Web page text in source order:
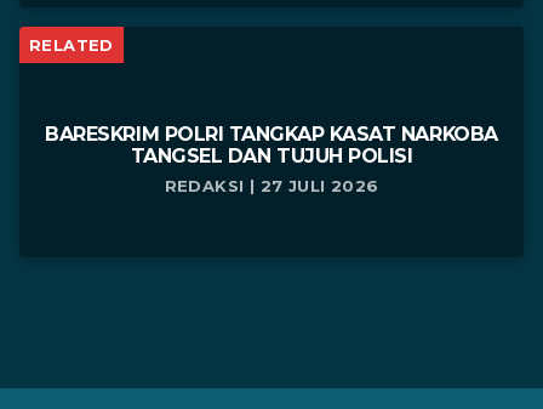
RELATED
BARESKRIM POLRI TANGKAP KASAT NARKOBA
TANGSEL DAN TUJUH POLISI
REDAKSI | 27 JULI 2026